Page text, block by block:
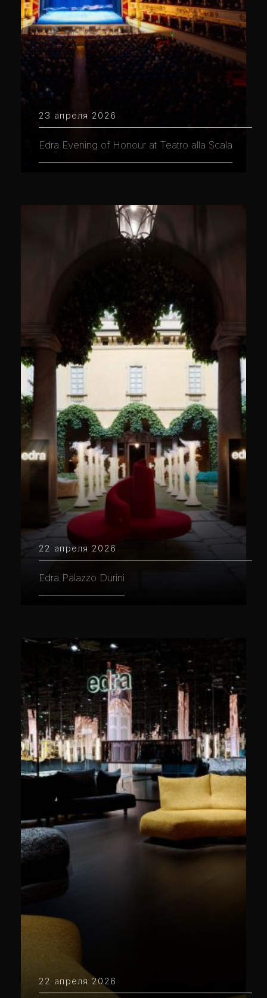
23 апреля 2026
Edra Evening of Honour at Teatro alla Scala
22 апреля 2026
Edra Palazzo Durini
22 апреля 2026